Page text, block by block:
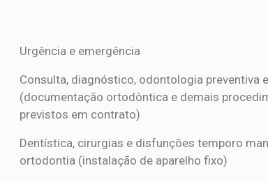
*Procedimentos Amil Dental Pessoa Física*
Urgência e emergência
Consulta, diagnóstico, odontologia preventiva
(documentação ortodôntica e demais
previstos em contrato)
Dentística, cirurgias e disfunções temporo
ortodontia (instalação de aparelho fixo)